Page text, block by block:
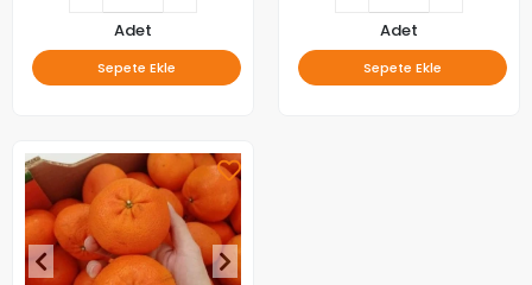
Adet
Sepete Ekle
Adet
Sepete Ekle